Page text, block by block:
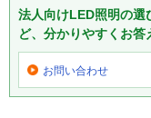
法人向けLED照明の選
ど、分かりやすくお答
お問い合わせ